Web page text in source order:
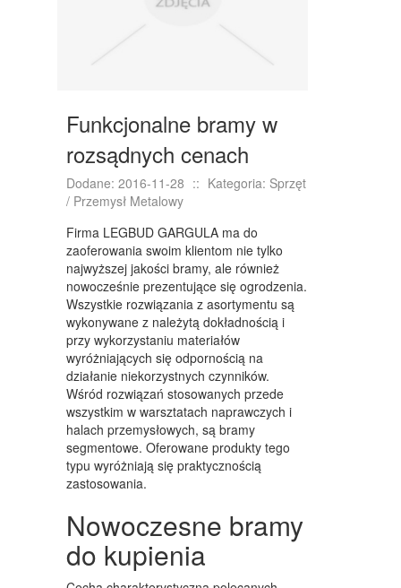
KURSY JĘZYKOWE
KURSY I SZKOLENIA
TŁUMACZENIA
BIZNES ONLINE
BIŻUTERIA
DLA DZIECI
MEBLE
WYPOSAŻENIE WNĘTRZ
WYPOSAŻENIE ŁAZIENKI
ODZIEŻ
SPORT
ART. DLA ZWIERZĄT
OGRÓD, ROŚLINY
Funkcjonalne bramy w
rozsądnych cenach
Dodane: 2016-11-28 :: Kategoria: Sprzęt
/ Przemysł Metalowy
Firma LEGBUD GARGULA ma do
zaoferowania swoim klientom nie tylko
najwyższej jakości bramy, ale również
nowocześnie prezentujące się ogrodzenia.
Wszystkie rozwiązania z asortymentu są
wykonywane z należytą dokładnością i
przy wykorzystaniu materiałów
wyróżniających się odpornością na
działanie niekorzystnych czynników.
Wśród rozwiązań stosowanych przede
wszystkim w warsztatach naprawczych i
halach przemysłowych, są bramy
segmentowe. Oferowane produkty tego
typu wyróżniają się praktycznością
zastosowania.
Nowoczesne bramy
do kupienia